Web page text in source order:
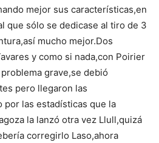
mejor sus características,en
que sólo se dedicase al tiro de 3
mucho mejor.Dos
y como si nada,con Poirier
grave,se debió
pero llegaron las
por las estadísticas que la
la lanzó otra vez Llull,quizá
corregirlo Laso,ahora